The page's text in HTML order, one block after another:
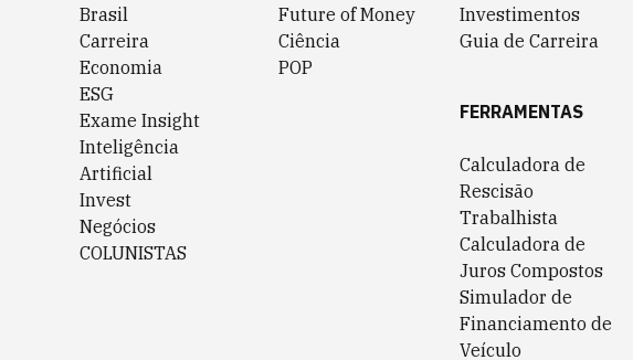
Brasil
Carreira
Economia
ESG
Exame Insight
Inteligência
Artificial
Invest
Negócios
COLUNISTAS
Future of Money
Ciência
POP
Investimentos
Guia de Carreira
FERRAMENTAS
Calculadora de
Rescisão
Trabalhista
Calculadora de
Juros Compostos
Simulador de
Financiamento de
Veículo